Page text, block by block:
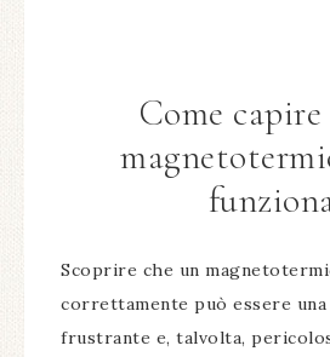
Come capire
Scoprire che un
correttamente può essere
frustrante e, talvolta,